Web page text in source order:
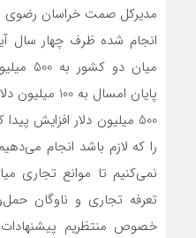
مدیرکل صمت خراسان رضوی
انجام شده ظرف چهار سال
میان
پایان امسال
500 میلیون دلار افزایش
را که لازم باشد انجام
نمی‌کنیم تا موانع تجاری
تعرفه تجاری و ناوگان
خصوص منتظریم